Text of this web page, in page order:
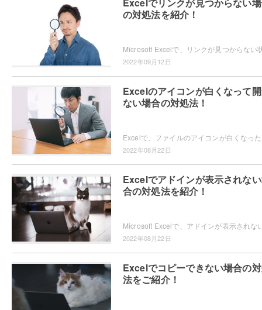
の対処法を紹介！
2022年09月12日
Excelのアイコンが白くなって
ない場合の対処法！
2022年08月22日
Excelでアドインが表示されな
合の対処法を紹介！
2022年08月22日
Excelでコピーできない場合の
法をご紹介！